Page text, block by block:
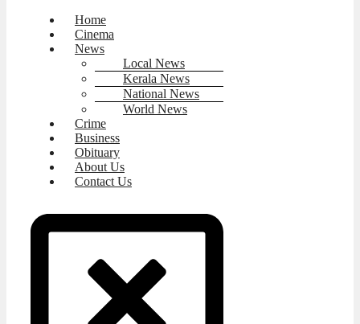
Home
Cinema
News
Local News
Kerala News
National News
World News
Crime
Business
Obituary
About Us
Contact Us